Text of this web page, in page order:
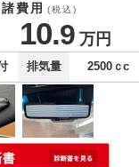
諸費用 (税込)
10.9 万円
排気量 2500 ｃc